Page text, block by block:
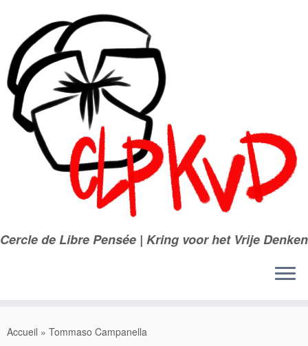
contenu
Cercle de Libre Pensée | Kring voor het Vrije Denken
Accueil » Tommaso Campanella